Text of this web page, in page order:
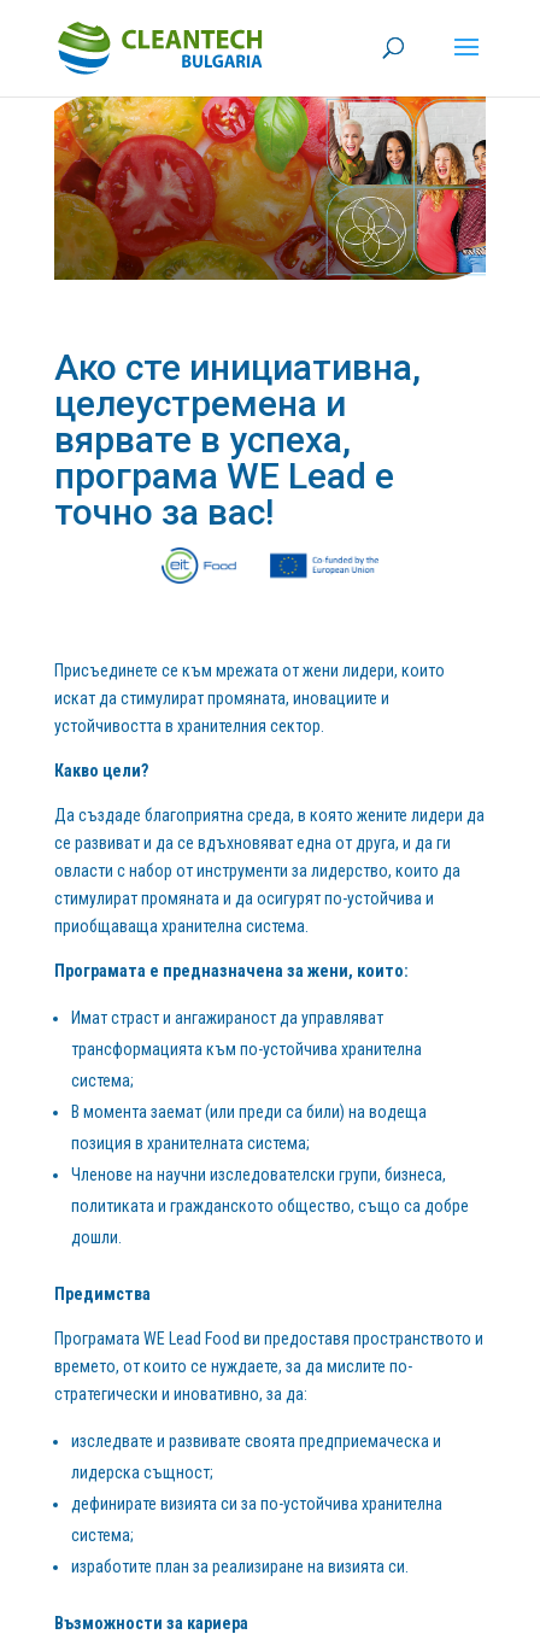
Ако сте инициативна,
целеустремена и
вярвате в успеха,
програма WE Lead е
точно за вас!
Присъединете се към мрежата от жени лидери, които
искат да стимулират промяната, иновациите и
устойчивостта в хранителния сектор.
Какво цели?
Да създаде благоприятна среда, в която жените лидери да
се развиват и да се вдъхновяват една от друга, и да ги
овласти с набор от инструменти за лидерство, които да
стимулират промяната и да осигурят по-устойчива и
приобщаваща хранителна система.
Програмата е предназначена за жени, които:
Имат страст и ангажираност да управляват
трансформацията към по-устойчива хранителна
система;
В момента заемат (или преди са били) на водеща
позиция в хранителната система;
Членове на научни изследователски групи, бизнеса,
политиката и гражданското общество, също са добре
дошли.
Предимства
Програмата WE Lead Food ви предоставя пространството и
времето, от които се нуждаете, за да мислите по-
стратегически и иновативно, за да:
изследвате и развивате своята предприемаческа и
лидерска същност;
дефинирате визията си за по-устойчива хранителна
система;
изработите план за реализиране на визията си.
Възможности за кариера